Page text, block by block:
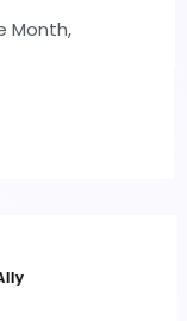
Month,